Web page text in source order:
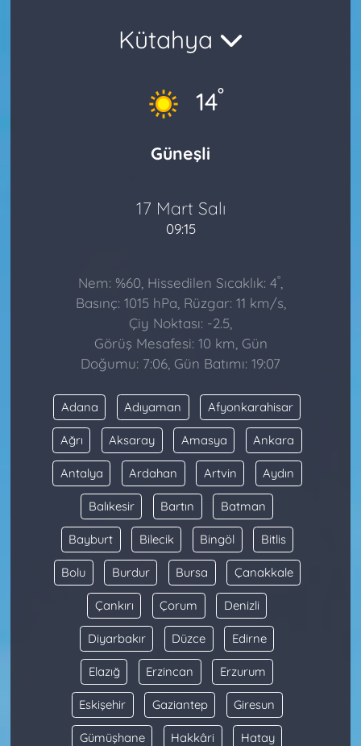
Kütahya
14°
Güneşli
17 Mart Salı
09:15
Nem: %60, Hissedilen Sıcaklık: 4°
Basınç: 1015 hPa, Rüzgar: 11 km/s,
Çiy Noktası: -2.5,
Görüş Mesafesi: 10 km, Gün
Doğumu: 7:06, Gün Batımı: 19:07
Adana Adıyaman Afyonkarahisar
Ağrı Aksaray Amasya Ankara
Antalya Ardahan Artvin Aydın
Balıkesir Bartın Batman
Bayburt Bilecik Bingöl Bitlis
Bolu Burdur Bursa Çanakkale
Çankırı Çorum Denizli
Diyarbakır Düzce Edirne
Elazığ Erzincan Erzurum
Eskişehir Gaziantep Giresun
Gümüşhane Hakkâri Hatay